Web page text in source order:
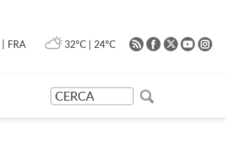
| FRA 32ºC | 24ºC